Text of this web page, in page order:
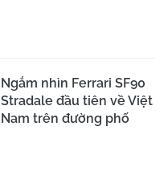
Ngắm nhìn Ferrari SF90
Stradale đầu tiên về Việt
Nam trên đường phố